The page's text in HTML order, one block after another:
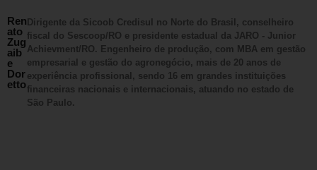
Ren
ato
Zug
aib
e
Dor
etto
Dirigente da Sicoob Credisul no Norte do Brasil, conselheiro
fiscal do Sescoop/RO e presidente estadual da JARO - Junior
Achievment/RO. Engenheiro de produção, com MBA em gestão
empresarial e gestão do agronegócio, mais de 20 anos de
experiência profissional, sendo 16 em grandes instituições
financeiras nacionais e internacionais, atuando no estado de
São Paulo.